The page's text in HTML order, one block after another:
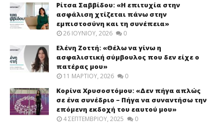
Ρίτσα Σαββίδου: «Η επιτυχία στην
ασφάλιση χτίζεται πάνω στην
εμπιστοσύνη και τη συνέπεια»
26 ΙΟΥΝΊΟΥ, 2026 0
Ελένη Ζοττή: «Θέλω να γίνω η
ασφαλιστική σύμβουλος που δεν είχε ο
πατέρας μου»
11 ΜΑΡΤΊΟΥ, 2026 0
Κορίνα Χρυσοστόμου: «Δεν πήγα απλώς
σε ένα συνέδριο – Πήγα να συναντήσω την
επόμενη εκδοχή του εαυτού μου»
4 ΣΕΠΤΕΜΒΡΊΟΥ, 2025 0